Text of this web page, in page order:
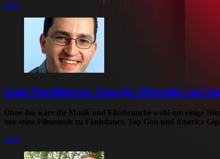
mehr
Zum Nachhören: Giorgio Moroder im
Ohne ihn wäre die Musik und Filmbranche wohl um einige
nur seine Filmmusik zu Flashdance, Top Gun und America
mehr